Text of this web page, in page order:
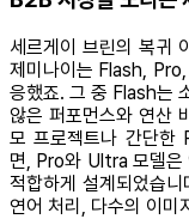
세르게이 브린의 복귀
제미나이는 Flash,
응했죠. 그 중 Flash는
않은 퍼포먼스와 연산
모 프로젝트나 간단
면, Pro와 Ultra 모델은
적합하게 설계되었습
연어 처리, 다수의 이미